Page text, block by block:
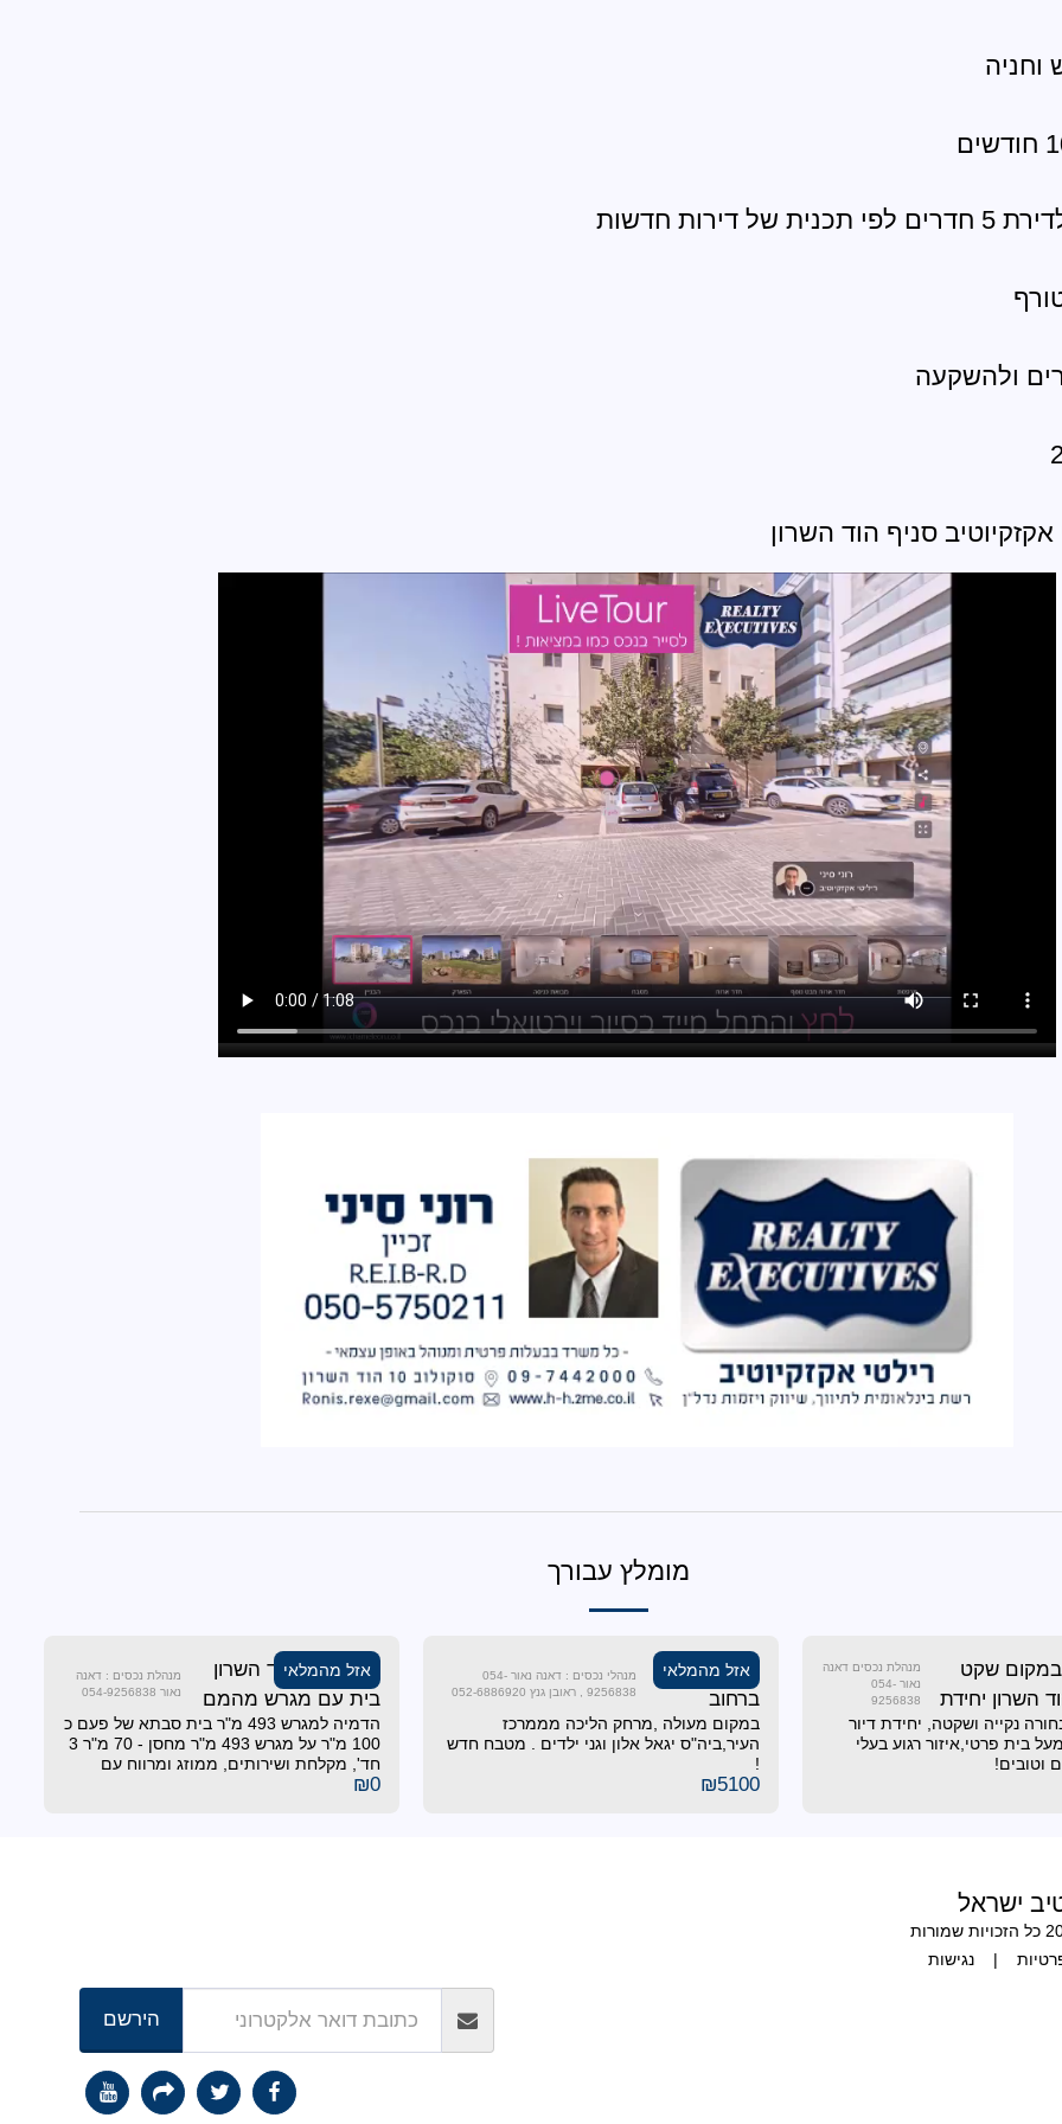
דירות חדשות
ולהשקעה
סניף הוד השרון
מומלץ עבורך
שקט
השרון יחידת
מנהלת נכסים דאנה
נאור 054-
9256838
נקייה ושקטה, יחידת דיור
בית פרטי,איזור רגוע בעלי
וטובים!
אזל מהמלאי
להשכרה
ברחוב
הגאולה!!!
מנהלי נכסים : דאנה נאור 054-
9256838 , ראובן גנץ 052-6886920
במקום מעולה ,מרחק הליכה מממרכז
העיר,ביה"ס יגאל אלון וגני ילדים . מטבח חדש
!
₪5100
אזל מהמלאי
נמכר !!! בהוד השרון
בית עם מגרש מהמם
מנהלת נכסים : דאנה
נאור 054-9256838
הדמיה למגרש 493 מ"ר בית סבתא של פעם כ
100 מ"ר על מגרש 493 מ"ר מחסן - 70 מ"ר 3
חד', מקלחת ושירותים, ממוזג ומרווח עם
₪0
ישראל
| נגישות
הירשם